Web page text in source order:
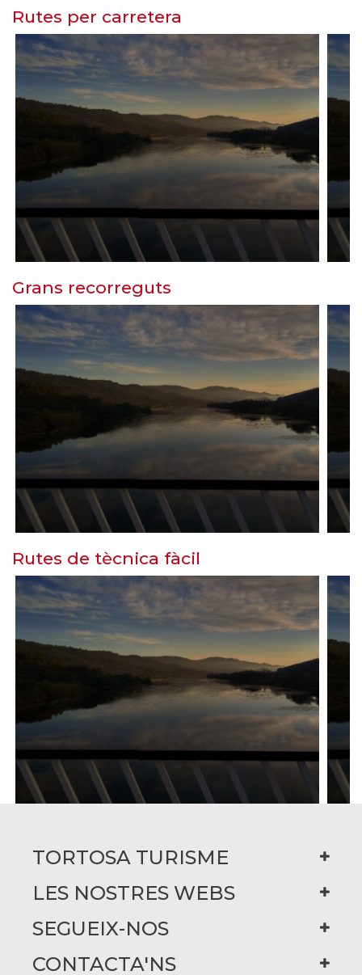
Rutes per carretera
Grans recorreguts
Rutes de tècnica fàcil
TORTOSA TURISME
LES NOSTRES WEBS
SEGUEIX-NOS
CONTACTA'NS